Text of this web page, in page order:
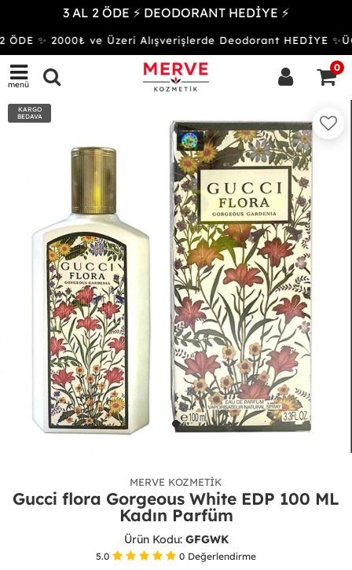
3 AL 2 ÖDE ⚡ DEODORANT HEDİYE ⚡
✨ 2000₺ ve Üzeri Alışverişlerde Deodorant HEDİYE
menü
0
KARGO
BEDAVA
MERVE KOZMETIK
Gucci flora Gorgeous White EDP 100 ML
Kadın Parfüm
Ürün Kodu: GFGWK
5.0 0 Değerlendirme